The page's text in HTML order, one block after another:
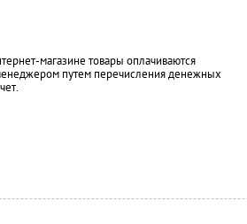
магазине товары оплачиваются
путем перечисления денежных